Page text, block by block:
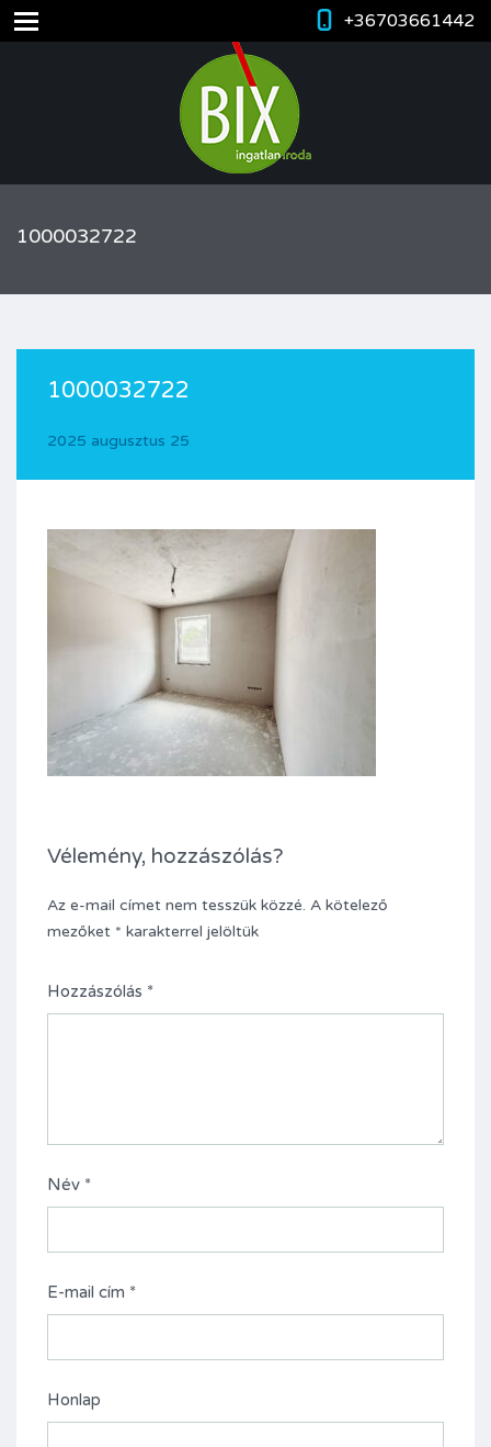
+36703661442
1000032722
1000032722
2025 augusztus 25
Vélemény, hozzászólás?
Az e-mail címet nem tesszük közzé. A kötelező
mezőket * karakterrel jelöltük
Hozzászólás *
Név *
E-mail cím *
Honlap